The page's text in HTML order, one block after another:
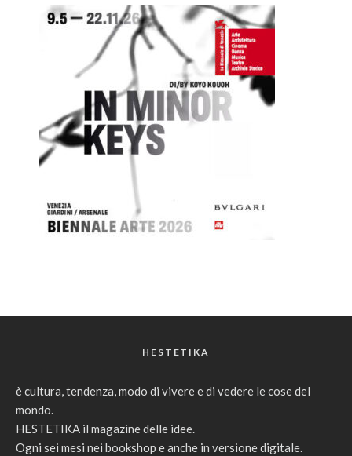
HESTETIKA
è cultura, tendenza, modo di vivere e di vedere le cose del
mondo.
HESTETIKA il magazine delle idee.
Ogni sei mesi nei bookshop e anche in versione digitale.